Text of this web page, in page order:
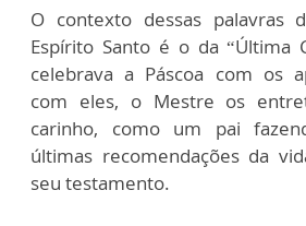
O contexto dessas palavras
Espírito Santo é o da “Última
celebrava a Páscoa com os
com eles, o Mestre os
carinho, como um pai
últimas recomendações da
seu testamento.